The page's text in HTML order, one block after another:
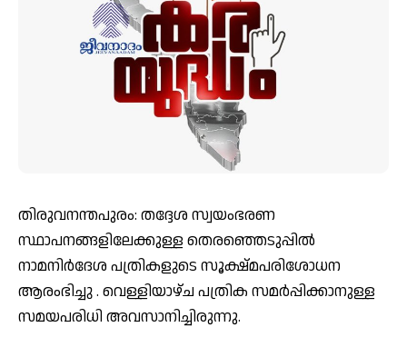
തിരുവനന്തപുരം: തദ്ദേശ സ്വയംഭരണ
സ്ഥാപനങ്ങളിലേക്കുള്ള തെരഞ്ഞെടുപ്പിൽ
നാമനിർദേശ പത്രികളുടെ സൂക്ഷ്മപരിശോധന
ആരംഭിച്ചു . വെള്ളിയാഴ്ച പത്രിക സമർപ്പിക്കാനുള്ള
സമയപരിധി അവസാനിച്ചിരുന്നു.